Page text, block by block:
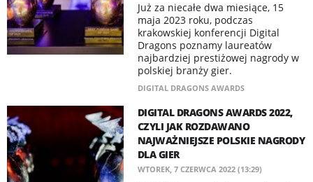
​Już za niecałe dwa miesiące, 15
maja 2023 roku, podczas
krakowskiej konferencji Digital
Dragons poznamy laureatów
najbardziej prestiżowej nagrody w
polskiej branży gier.
DIGITAL DRAGONS AWARDS
DIGITAL DRAGONS AWARDS 2022,
CZYLI JAK ROZDAWANO
NAJWAŻNIEJSZE POLSKIE NAGRODY
DLA GIER
WTOREK, 7 CZERWCA 2022 (13:29)